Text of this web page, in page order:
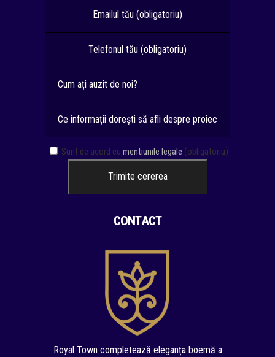
Sunt de acord cu mentiunile legale (obligatoriu)
CONTACT
Royal Town completează eleganța boemă a